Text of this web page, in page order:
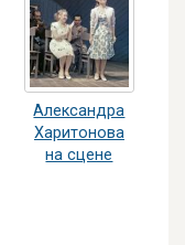
Александра
Харитонова
на сцене